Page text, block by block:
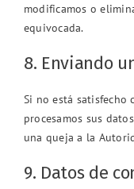
modificamos o
equivocada.
8. Enviando
Si no está satisfecho
procesamos sus
una queja a la
9. Datos de